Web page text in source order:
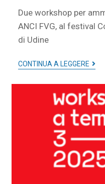
Due workshop per
ANCI FVG, al festival
di Udine
CONTINUA A LEGGERE